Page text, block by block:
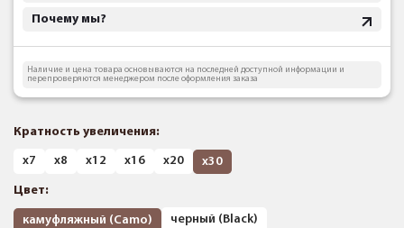
Почему мы?
Наличие и цена товара основываются на последней доступной информации и
перепроверяются менеджером после оформления заказа
Кратность увеличения:
х7 х8 х12 х16 х20 х30
Цвет:
камуфляжный (Camo) черный (Black)